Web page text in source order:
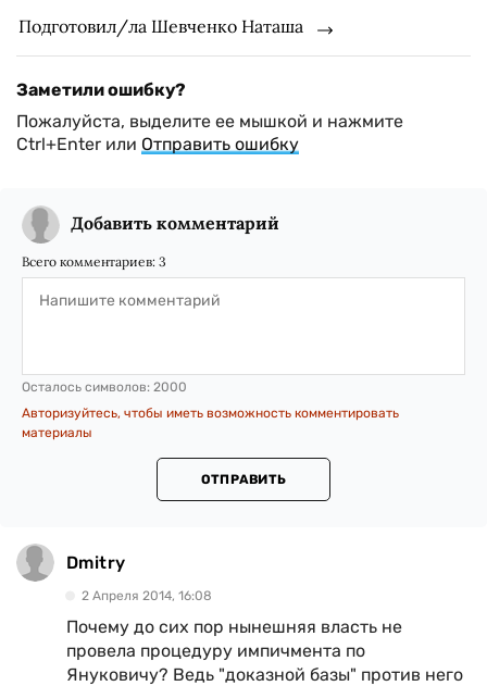
Подготовил/ла Шевченко Наташа
Заметили ошибку?
Пожалуйста, выделите ее мышкой и нажмите
Ctrl+Enter или Отправить ошибку
Добавить комментарий
Всего комментариев: 3
Осталось символов: 2000
Авторизуйтесь, чтобы иметь возможность комментировать
материалы
ОТПРАВИТЬ
Dmitry
2 Апреля 2014, 16:08
Почему до сих пор нынешняя власть не
провела процедуру импичмента по
Януковичу? Ведь "доказной базы" против него